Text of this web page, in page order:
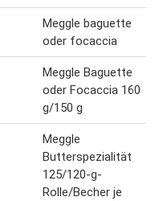
Meggle baguette
oder focaccia
Meggle Baguette
oder Focaccia 160
g/150 g
Meggle
Butterspezialität
125/120-g-
Rolle/Becher je